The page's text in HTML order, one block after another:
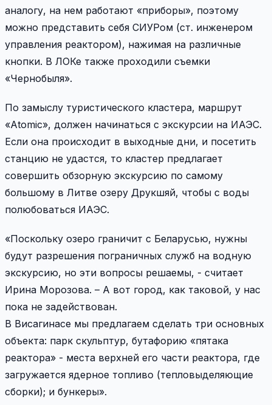
аналогу, на нем работают «приборы», поэтому
можно представить себя СИУРом (ст. инженером
управления реактором), нажимая на различные
кнопки. В ЛОКе также проходили съемки
«Чернобыля».
По замыслу туристического кластера, маршрут
«Atomic», должен начинаться с экскурсии на ИАЭС.
Если она происходит в выходные дни, и посетить
станцию не удастся, то кластер предлагает
совершить обзорную экскурсию по самому
большому в Литве озеру Друкшяй, чтобы с воды
полюбоваться ИАЭС.
«Поскольку озеро граничит с Беларусью, нужны
будут разрешения пограничных служб на водную
экскурсию, но эти вопросы решаемы, - считает
Ирина Морозова. – А вот город, как таковой, у нас
пока не задействован.
В Висагинасе мы предлагаем сделать три основных
объекта: парк скульптур, бутафорию «пятака
реактора» - места верхней его части реактора, где
загружается ядерное топливо (тепловыделяющие
сборки); и бункеры».